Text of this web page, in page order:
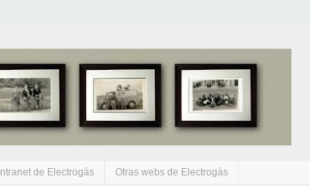
Intranet de Electrogás Otras webs de Electrogás